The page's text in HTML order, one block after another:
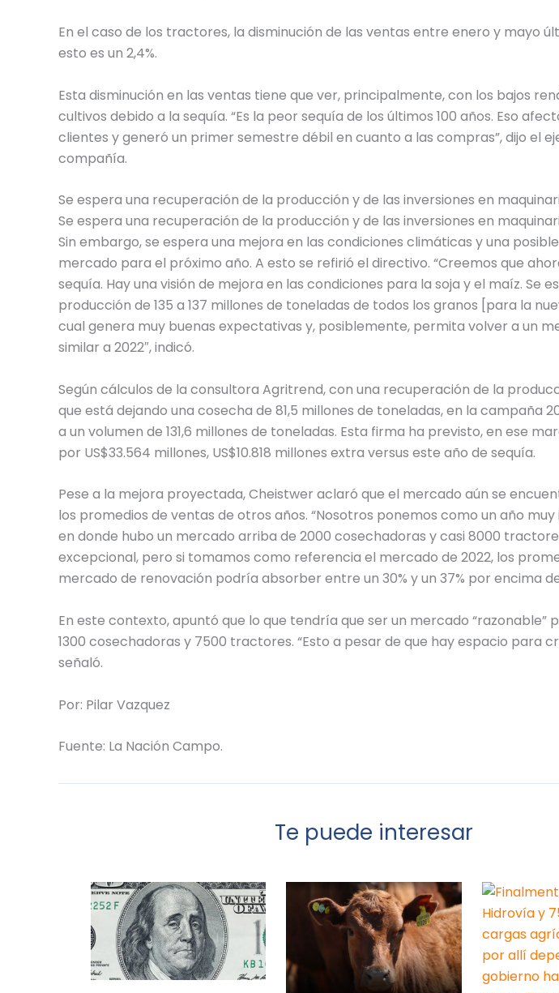
En el caso de los tractores, la disminución de las ventas entre enero y mayo
esto es un 2,4%.
Esta disminución en las ventas tiene que ver, principalmente, con los bajos
cultivos debido a la sequía. “Es la peor sequía de los últimos 100 años. Eso
clientes y generó un primer semestre débil en cuanto a las compras”, dijo el
compañía.
Se espera una recuperación de la producción y de las inversiones en
Se espera una recuperación de la producción y de las inversiones en
Sin embargo, se espera una mejora en las condiciones climáticas y una
mercado para el próximo año. A esto se refirió el directivo. “Creemos que
sequía. Hay una visión de mejora en las condiciones para la soja y el maíz. Se
producción de 135 a 137 millones de toneladas de todos los granos [para la
cual genera muy buenas expectativas y, posiblemente, permita volver a un
similar a 2022″, indicó.
Según cálculos de la consultora Agritrend, con una recuperación de la
que está dejando una cosecha de 81,5 millones de toneladas, en la campaña
a un volumen de 131,6 millones de toneladas. Esta firma ha previsto, en ese
por US$33.564 millones, US$10.818 millones extra versus este año de sequía.
Pese a la mejora proyectada, Cheistwer aclaró que el mercado aún se
los promedios de ventas de otros años. “Nosotros ponemos como un año
en donde hubo un mercado arriba de 2000 cosechadoras y casi 8000
excepcional, pero si tomamos como referencia el mercado de 2022, los
mercado de renovación podría absorber entre un 30% y un 37% por encima de
En este contexto, apuntó que lo que tendría que ser un mercado “razonable”
1300 cosechadoras y 7500 tractores. “Esto a pesar de que hay espacio para
señaló.
Por: Pilar Vazquez
Fuente: La Nación Campo.
Te puede interesar